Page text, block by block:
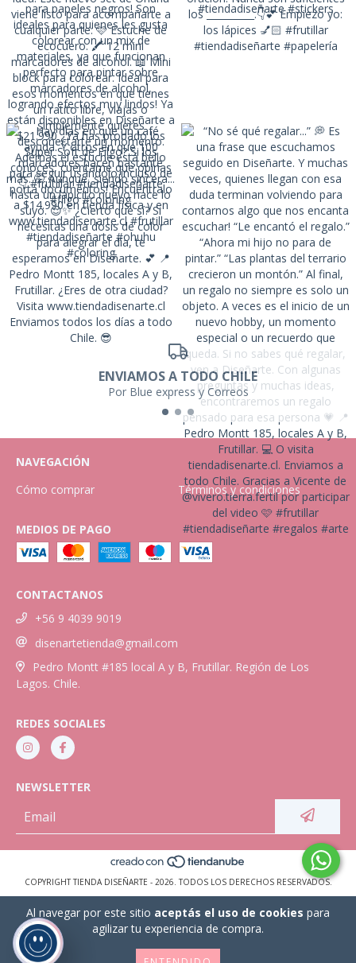
Al navegar por este sitio aceptás el uso de cookies para
agilizar tu experiencia de compra.
ENVIAMOS A TODO CHILE
Por Blue express y Correos
NAVEGACIÓN
Cómo comprar
Términos y condiciones
MEDIOS DE PAGO
CONTACTANOS
+56 9 4039 9019
disenartetienda@gmail.com
Pedro Montt #185 local A y B, Frutillar. Región de Los
Lagos. Chile.
REDES SOCIALES
NEWSLETTER
COPYRIGHT TIENDA DISEÑARTE - 2026. TODOS LOS DERECHOS RESERVADOS.